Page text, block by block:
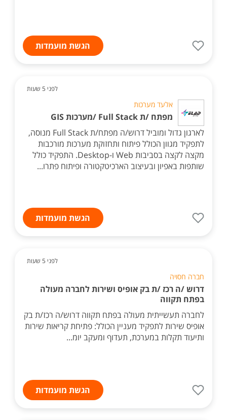
הגשת מועמדות
לפני 5 שעות
אלעד מערכות
מפתח /ת Full Stack /מערכות GIS
לארגון גדול ומוביל דרוש/ה מפתח/ת Full Stack מנוסה,
לתפקיד מגוון הכולל פיתוח ותחזוקת מערכות מורכבות
מקצה לקצה בסביבות Web ו-Desktop. התפקיד כולל
שותפות באפיון ובעיצוב הארכיטקטורה ופיתוח פתרו...
הגשת מועמדות
לפני 5 שעות
חברה חסויה
דרוש /ה רכז /ת בק אופיס ושירות לחברה מעולה
בפתח תקווה
לחברה תעשייתית מעולה בפתח תקווה דרוש/ה רכז/ת בק
אופיס שירות לתפקיד מעניין הכולל: פתיחת קריאות שירות
ותיעוד תקלות במערכת, תעדוף ומעקב יומ...
הגשת מועמדות